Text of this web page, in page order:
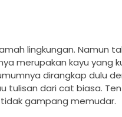
lingkungan. Namun
merupakan kayu yang
dirangkap dulu
dari cat biasa.
gampang memudar.